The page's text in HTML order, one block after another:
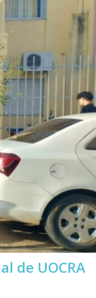
de UOCRA